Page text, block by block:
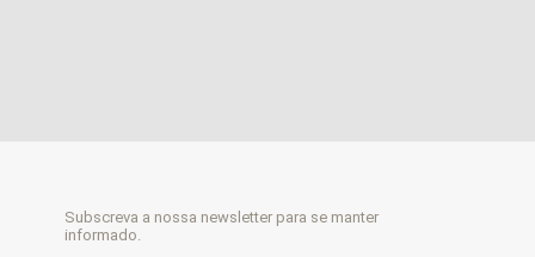
Subscreva a nossa newsletter para se manter
informado.